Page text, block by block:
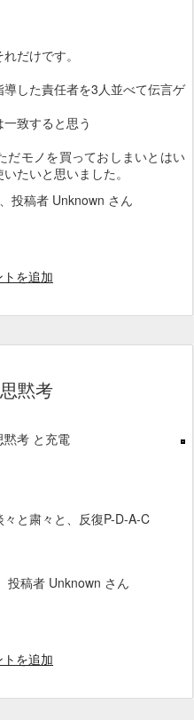
だけです。
した責任者を3人並べて伝言ゲ
致すると思う
だモノを買っておしまいとはい
たいと思いました。
、投稿者 Unknown さん
トを追加
黙考
黙考 と充電
と粛々と、反復P-D-A-C
投稿者 Unknown さん
トを追加